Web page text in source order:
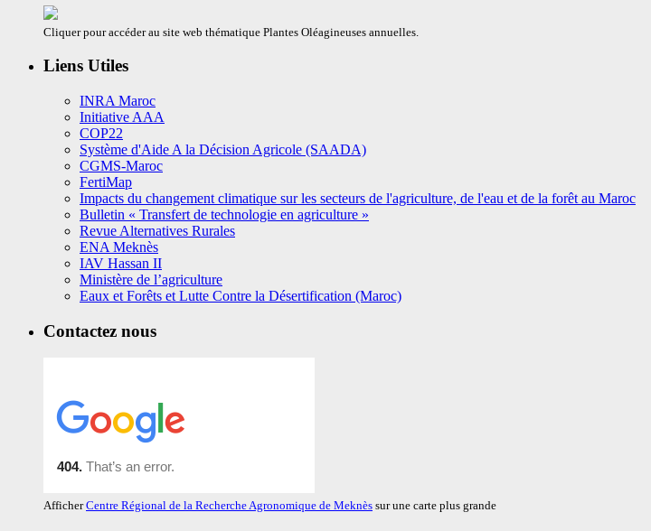
Cliquer pour accéder au site web thématique Plantes Oléagineuses annuelles.
Liens Utiles
INRA Maroc
Initiative AAA
COP22
Système d'Aide A la Décision Agricole (SAADA)
CGMS-Maroc
FertiMap
Impacts du changement climatique sur les secteurs de l'agriculture, de l'eau et de la forêt au Maroc
Bulletin « Transfert de technologie en agriculture »
Revue Alternatives Rurales
ENA Meknès
IAV Hassan II
Ministère de l’agriculture
Eaux et Forêts et Lutte Contre la Désertification (Maroc)
Contactez nous
AfficherCentre Régional de la Recherche Agronomique de Meknès sur une carte plus grande